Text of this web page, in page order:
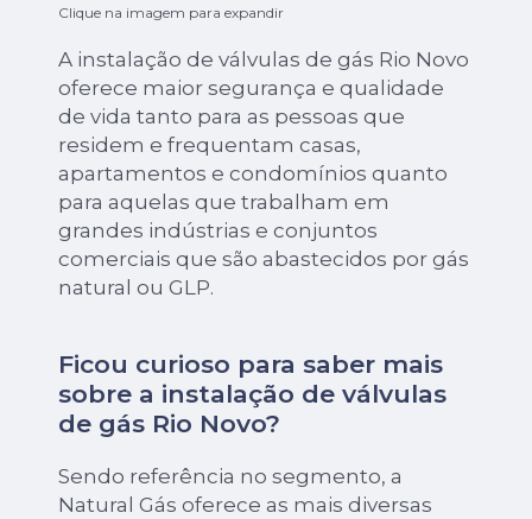
Clique na imagem para expandir
A instalação de válvulas de gás Rio Novo
oferece maior segurança e qualidade
de vida tanto para as pessoas que
residem e frequentam casas,
apartamentos e condomínios quanto
para aquelas que trabalham em
grandes indústrias e conjuntos
comerciais que são abastecidos por gás
natural ou GLP.
Ficou curioso para saber mais
sobre a instalação de válvulas
de gás Rio Novo?
Sendo referência no segmento, a
Natural Gás oferece as mais diversas